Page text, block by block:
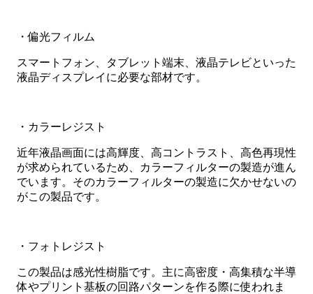
・偏光フィルム
スマートフォン、タブレット端末、液晶テレビといった
液晶ディスプレイに必要な部材です。
・カラーレジスト
近年液晶画面には高輝度、高コントラスト、高色再現性
が求められているため、カラーフィルターの製造が進ん
でいます。そのカラーフィルターの製造に欠かせないの
がこの製品です。
・フォトレジスト
この製品は感光性樹脂です。主に高密度・高集積な半導
体やプリント基板の回路パターンを作る際に使われま